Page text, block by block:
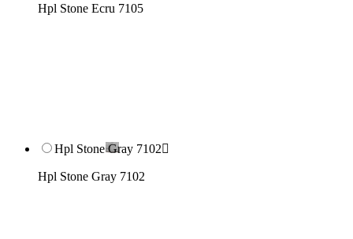
Hpl Stone Ecru 7105
Hpl Stone Gray 7102
Hpl Stone Gray 7102